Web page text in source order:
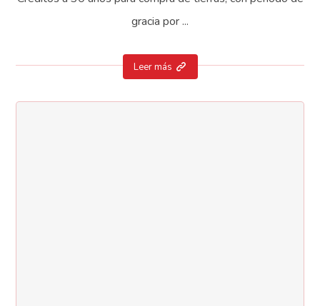
gracia por ...
Leer más